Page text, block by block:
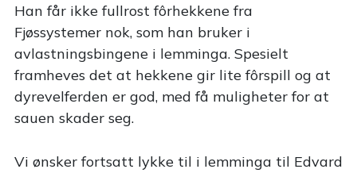
Han får ikke fullrost fôrhekkene fra
Fjøssystemer nok, som han bruker i
avlastningsbingene i lemminga. Spesielt
framheves det at hekkene gir lite fôrspill og at
dyrevelferden er god, med få muligheter for at
sauen skader seg.
Vi ønsker fortsatt lykke til i lemminga til Edvard